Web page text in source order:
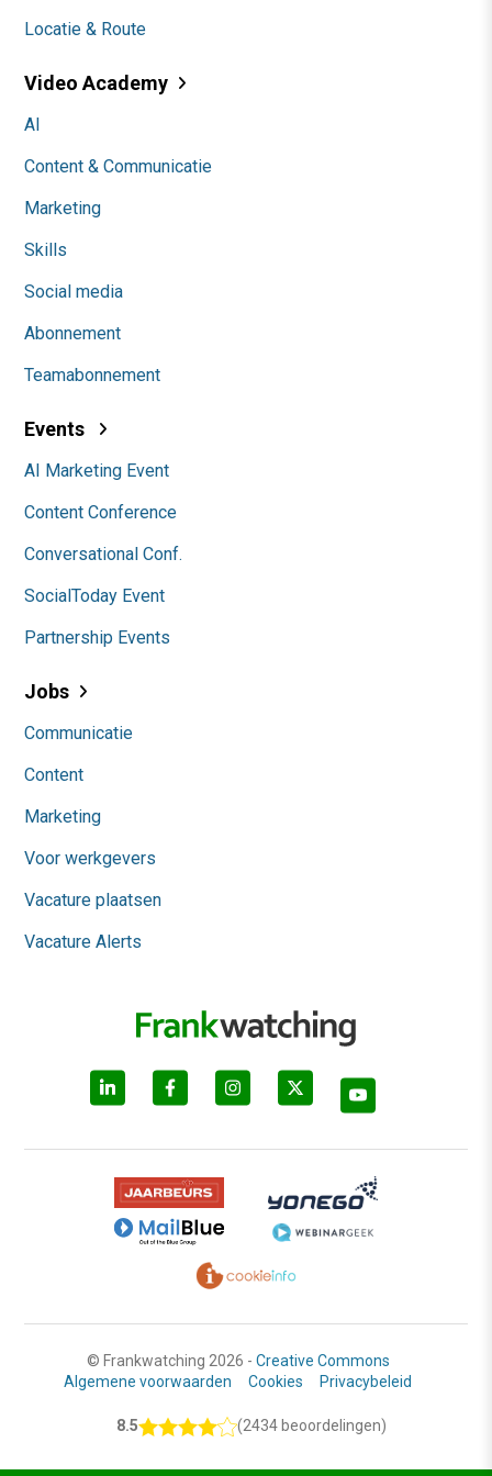
Locatie & Route
Video Academy
AI
Content & Communicatie
Marketing
Skills
Social media
Abonnement
Teamabonnement
Events
AI Marketing Event
Content Conference
Conversational Conf.
SocialToday Event
Partnership Events
Jobs
Communicatie
Content
Marketing
Voor werkgevers
Vacature plaatsen
Vacature Alerts
© Frankwatching 2026 - Creative Commons
Algemene voorwaarden
Cookies Privacybeleid
8.5 (2434 beoordelingen)